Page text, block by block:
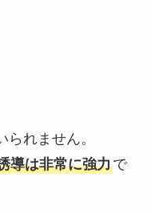
れません。
導は非常に強力で